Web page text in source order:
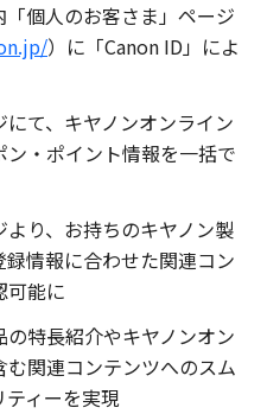
個人のお客さま」ページ
）に「Canon ID」によ
て、キヤノンオンライン
・ポイント情報を一括で
り、お持ちのキヤノン製
情報に合わせた関連コン
可能に
特長紹介やキヤノンオン
関連コンテンツへのスム
ィーを実現